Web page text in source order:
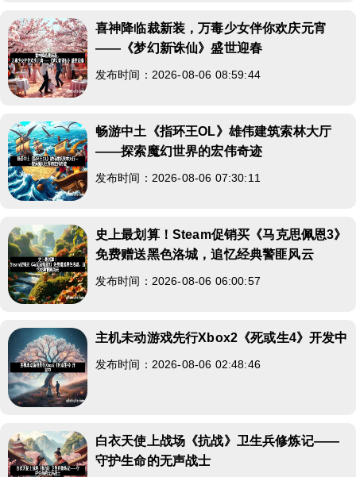
喜神降临裁新装，万毒少女伴你欢庆元宵
——《梦幻新诛仙》盛世迎春
发布时间：2026-08-06 08:59:44
畅游中土《指环王OL》雄伟建筑索林大厅
——探索魔幻世界的宏伟奇迹
发布时间：2026-08-06 07:30:11
史上最划算！Steam促销买《马克思佩恩3》
免费赠送黑色洛城，追忆经典警匪风云
发布时间：2026-08-06 06:00:57
主机未动游戏先行Xbox2《死或生4》开发中
发布时间：2026-08-06 02:48:46
白衣天使上战场《抗战》卫生兵修炼记——
守护生命的无声战士